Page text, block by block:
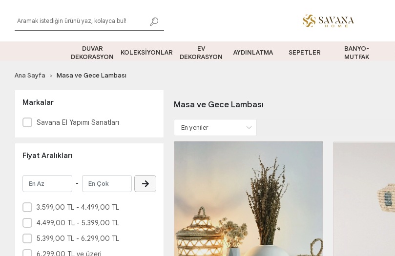
DUVAR
DEKORASYON
KOLEKSİYONLAR
EV
DEKORASYON
AYDINLATMA SEPETLER
BANYO-
MUTFAK
Ana Sayfa Masa ve Gece Lambası
Markalar
Savana El Yapımı Sanatları
Fiyat Aralıkları
-
3.599,00 TL - 4.499,00 TL
4.499,00 TL - 5.399,00 TL
5.399,00 TL - 6.299,00 TL
6.299,00 TL ve üzeri
Masa ve Gece Lambası